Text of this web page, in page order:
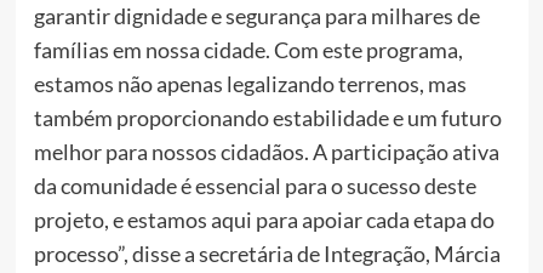
garantir dignidade e segurança para milhares de
famílias em nossa cidade. Com este programa,
estamos não apenas legalizando terrenos, mas
também proporcionando estabilidade e um futuro
melhor para nossos cidadãos. A participação ativa
da comunidade é essencial para o sucesso deste
projeto, e estamos aqui para apoiar cada etapa do
processo”, disse a secretária de Integração, Márcia